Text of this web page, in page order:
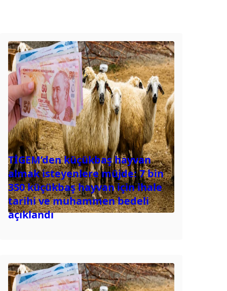
TİGEM’den küçükbaş hayvan
almak isteyenlere müjde: 7 bin
350 küçükbaş hayvan için ihale
tarihi ve muhammen bedeli
açıklandı